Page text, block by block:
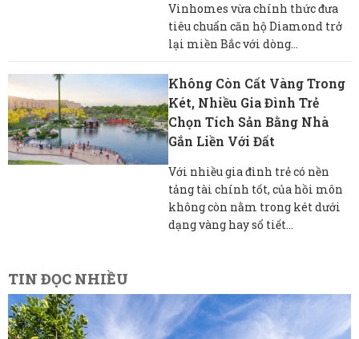
Vinhomes vừa chính thức đưa
tiêu chuẩn căn hộ Diamond trở
lại miền Bắc với dòng...
Không Còn Cất Vàng Trong
Két, Nhiều Gia Đình Trẻ
Chọn Tích Sản Bằng Nhà
Gắn Liền Với Đất
Với nhiều gia đình trẻ có nền
tảng tài chính tốt, của hồi môn
không còn nằm trong két dưới
dạng vàng hay sổ tiết...
TIN ĐỌC NHIỀU